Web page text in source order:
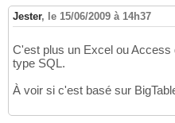
Jester, le 15/06/2009 à 14h37
C'est plus un Excel ou
type SQL.
À voir si c'est basé sur